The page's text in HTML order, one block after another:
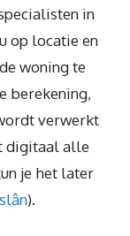
in
op locatie en
woning te
berekening,
verwerkt
digitaal alle
je het later
).